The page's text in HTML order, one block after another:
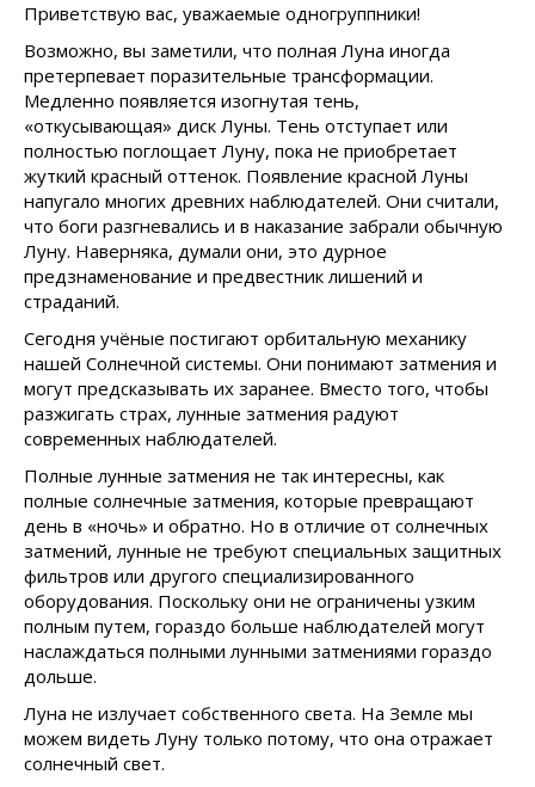
Приветствую вас, уважаемые одногруппники!
Возможно, вы заметили, что полная Луна иногда
претерпевает поразительные трансформации.
Медленно появляется изогнутая тень,
«откусывающая» диск Луны. Тень отступает или
полностью поглощает Луну, пока не приобретает
жуткий красный оттенок. Появление красной Луны
напугало многих древних наблюдателей. Они считали,
что боги разгневались и в наказание забрали обычную
Луну. Наверняка, думали они, это дурное
предзнаменование и предвестник лишений и
страданий.
Сегодня учёные постигают орбитальную механику
нашей Солнечной системы. Они понимают затмения и
могут предсказывать их заранее. Вместо того, чтобы
разжигать страх, лунные затмения радуют
современных наблюдателей.
Полные лунные затмения не так интересны, как
полные солнечные затмения, которые превращают
день в «ночь» и обратно. Но в отличие от солнечных
затмений, лунные не требуют специальных защитных
фильтров или другого специализированного
оборудования. Поскольку они не ограничены узким
полным путем, гораздо больше наблюдателей могут
наслаждаться полными лунными затмениями гораздо
дольше.
Луна не излучает собственного света. На Земле мы
можем видеть Луну только потому, что она отражает
солнечный свет.